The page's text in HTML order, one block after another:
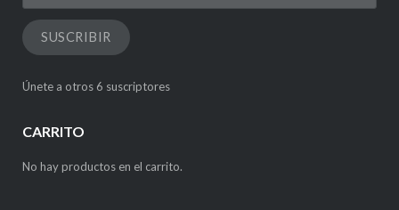
de
correo
electrónico
SUSCRIBIR
Únete a otros 6 suscriptores
CARRITO
No hay productos en el carrito.